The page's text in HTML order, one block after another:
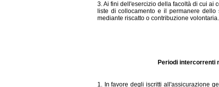
3. Ai fini dell'esercizio della facoltà di cui ai
liste di collocamento e il permanere
mediante riscatto o contribuzione volontaria.
Periodi intercorrenti
1. In favore degli iscritti all'assicurazione